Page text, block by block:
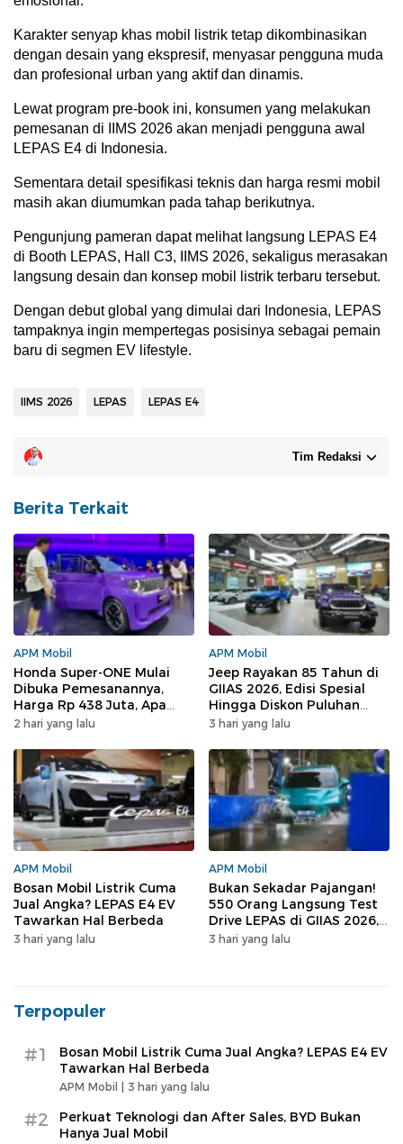
Karakter senyap khas mobil listrik tetap dikombinasikan
dengan desain yang ekspresif, menyasar pengguna muda
dan profesional urban yang aktif dan dinamis.
Lewat program pre-book ini, konsumen yang melakukan
pemesanan di IIMS 2026 akan menjadi pengguna awal
LEPAS E4 di Indonesia.
Sementara detail spesifikasi teknis dan harga resmi mobil
masih akan diumumkan pada tahap berikutnya.
Pengunjung pameran dapat melihat langsung LEPAS E4
di Booth LEPAS, Hall C3, IIMS 2026, sekaligus merasakan
langsung desain dan konsep mobil listrik terbaru tersebut.
Dengan debut global yang dimulai dari Indonesia, LEPAS
tampaknya ingin mempertegas posisinya sebagai pemain
baru di segmen EV lifestyle.
IIMS 2026 LEPAS LEPAS E4
Tim Redaksi
Berita Terkait
APM Mobil
Honda Super-ONE Mulai
Dibuka Pemesanannya,
Harga Rp 438 Juta, Apa
yang Didapat?
2 hari yang lalu
APM Mobil
Jeep Rayakan 85 Tahun di
GIIAS 2026, Edisi Spesial
Hingga Diskon Puluhan
Juta
3 hari yang lalu
APM Mobil
Bosan Mobil Listrik Cuma
Jual Angka? LEPAS E4 EV
Tawarkan Hal Berbeda
3 hari yang lalu
APM Mobil
Bukan Sekadar Pajangan!
550 Orang Langsung Test
Drive LEPAS di GIIAS 2026,
Ini yang Bikin Penasaran
3 hari yang lalu
Terpopuler
#1
Bosan Mobil Listrik Cuma Jual Angka? LEPAS E4 EV
Tawarkan Hal Berbeda
APM Mobil | 3 hari yang lalu
#2
Perkuat Teknologi dan After Sales, BYD Bukan
Hanya Jual Mobil